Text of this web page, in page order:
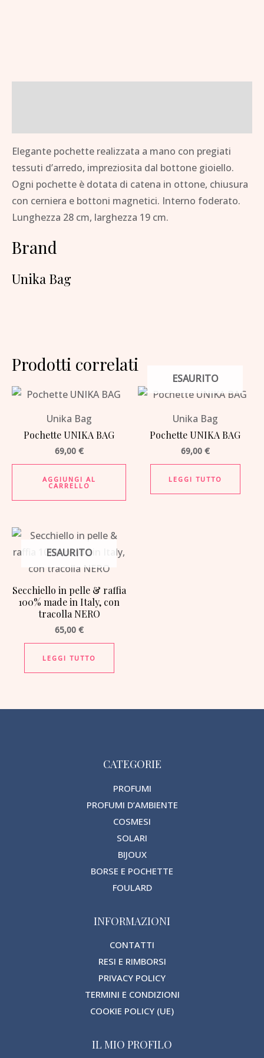
Elegante pochette realizzata a mano con pregiati
tessuti d’arredo, impreziosita dal bottone gioiello.
Ogni pochette è dotata di catena in ottone, chiusura
con cerniera e bottoni magnetici. Interno foderato.
Lunghezza 28 cm, larghezza 19 cm.
Brand
Unika Bag
Prodotti correlati
Unika Bag
Pochette UNIKA BAG
69,00 €
AGGIUNGI AL
CARRELLO
ESAURITO
Unika Bag
Pochette UNIKA BAG
69,00 €
LEGGI TUTTO
ESAURITO
Secchiello in pelle & raffia
100% made in Italy, con
tracolla NERO
65,00 €
LEGGI TUTTO
CATEGORIE
PROFUMI
PROFUMI D’AMBIENTE
COSMESI
SOLARI
BIJOUX
BORSE E POCHETTE
FOULARD
INFORMAZIONI
CONTATTI
RESI E RIMBORSI
PRIVACY POLICY
TERMINI E CONDIZIONI
COOKIE POLICY (UE)
IL MIO PROFILO